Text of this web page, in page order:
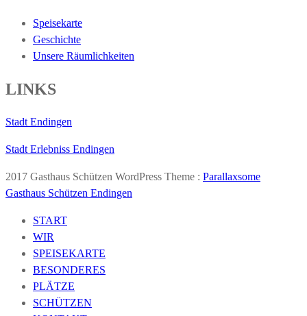
Speisekarte
Geschichte
Unsere Räumlichkeiten
LINKS
Stadt Endingen
Stadt Erlebniss Endingen
2017 Gasthaus Schützen WordPress Theme : Parallaxsome
Gasthaus Schützen Endingen
START
WIR
SPEISEKARTE
BESONDERES
PLÄTZE
SCHÜTZEN